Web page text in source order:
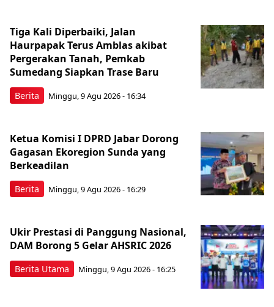
Berita
Tiga Kali Diperbaiki, Jalan
Haurpapak Terus Amblas akibat
Pergerakan Tanah, Pemkab
Sumedang Siapkan Trase Baru
Minggu, 9 Agu 2026 - 16:34
Berita
Ketua Komisi I DPRD Jabar Dorong
Gagasan Ekoregion Sunda yang
Berkeadilan
Minggu, 9 Agu 2026 - 16:29
Berita Utama
Ukir Prestasi di Panggung Nasional,
DAM Borong 5 Gelar AHSRIC 2026
Minggu, 9 Agu 2026 - 16:25